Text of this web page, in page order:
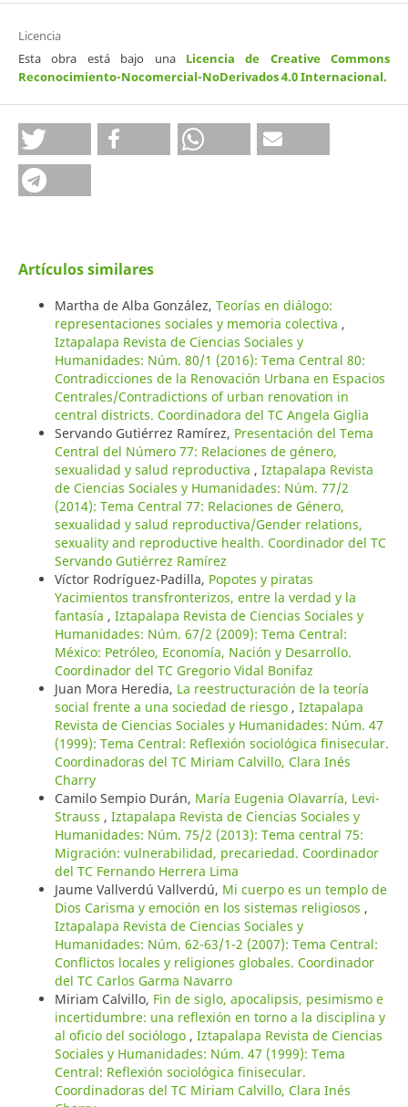
Licencia
Esta obra está bajo una Licencia de Creative Commons
Reconocimiento-Nocomercial-NoDerivados 4.0 Internacional.
Artículos similares
Martha de Alba González, Teorías en diálogo:
representaciones sociales y memoria colectiva ,
Iztapalapa Revista de Ciencias Sociales y
Humanidades: Núm. 80/1 (2016): Tema Central 80:
Contradicciones de la Renovación Urbana en Espacios
Centrales/Contradictions of urban renovation in
central districts. Coordinadora del TC Angela Giglia
Servando Gutiérrez Ramírez, Presentación del Tema
Central del Número 77: Relaciones de género,
sexualidad y salud reproductiva , Iztapalapa Revista
de Ciencias Sociales y Humanidades: Núm. 77/2
(2014): Tema Central 77: Relaciones de Género,
sexualidad y salud reproductiva/Gender relations,
sexuality and reproductive health. Coordinador del TC
Servando Gutiérrez Ramírez
Víctor Rodríguez-Padilla, Popotes y piratas
Yacimientos transfronterizos, entre la verdad y la
fantasía , Iztapalapa Revista de Ciencias Sociales y
Humanidades: Núm. 67/2 (2009): Tema Central:
México: Petróleo, Economía, Nación y Desarrollo.
Coordinador del TC Gregorio Vidal Bonifaz
Juan Mora Heredia, La reestructuración de la teoría
social frente a una sociedad de riesgo , Iztapalapa
Revista de Ciencias Sociales y Humanidades: Núm. 47
(1999): Tema Central: Reflexión sociológica finisecular.
Coordinadoras del TC Miriam Calvillo, Clara Inés
Charry
Camilo Sempio Durán, María Eugenia Olavarría, Levi-
Strauss , Iztapalapa Revista de Ciencias Sociales y
Humanidades: Núm. 75/2 (2013): Tema central 75:
Migración: vulnerabilidad, precariedad. Coordinador
del TC Fernando Herrera Lima
Jaume Vallverdú Vallverdú, Mi cuerpo es un templo de
Dios Carisma y emoción en los sistemas religiosos ,
Iztapalapa Revista de Ciencias Sociales y
Humanidades: Núm. 62-63/1-2 (2007): Tema Central:
Conflictos locales y religiones globales. Coordinador
del TC Carlos Garma Navarro
Miriam Calvillo, Fin de siglo, apocalipsis, pesimismo e
incertidumbre: una reflexión en torno a la disciplina y
al oficio del sociólogo , Iztapalapa Revista de Ciencias
Sociales y Humanidades: Núm. 47 (1999): Tema
Central: Reflexión sociológica finisecular.
Coordinadoras del TC Miriam Calvillo, Clara Inés